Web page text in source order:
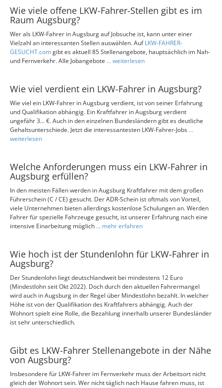
Wie viele offene LKW-Fahrer-Stellen gibt es im
Raum Augsburg?
Wer als LKW-Fahrer in Augsburg auf Jobsuche ist, kann unter einer
Vielzahl an interessanten Stellen auswählen. AufLKW-FAHRER-
GESUCHT.comgibt es aktuell 85 Stellenangebote, hauptsächlich im Nah-
und Fernverkehr. Alle Jobangebote ... weiterlesen
Wie viel verdient ein LKW-Fahrer in Augsburg?
Wie viel ein LKW-Fahrer in Augsburg verdient, ist von seiner Erfahrung
und Qualifikation abhängig. Ein Kraftfahrer in Augsburg verdient
ungefähr 3... €. Auch in den einzelnen Bundesländern gibt es deutliche
Gehaltsunterschiede. Jetzt die interessantesten LKW-Fahrer-Jobs ...
weiterlesen
Welche Anforderungen muss ein LKW-Fahrer in
Augsburg erfüllen?
In den meisten Fällen werden in Augsburg Kraftfahrer mit dem großen
Führerschein (C / CE) gesucht. Der ADR-Schein ist oftmals von Vorteil,
viele Unternehmen bieten allerdings kostenlose Schulungen an. Werden
Fahrer für spezielle Fahrzeuge gesucht, ist unserer Erfahrung nach eine
intensive Einarbeitung möglich ... mehr erfahren
Wie hoch ist der Stundenlohn für LKW-Fahrer in
Augsburg?
Der Stundenlohn liegt deutschlandweit bei mindestens 12 Euro
(Mindestlohn seit Okt 2022). Doch durch den aktuellen Fahrermangel
wird auch in Augsburg in der Regel über Mindestlohn bezahlt. In welcher
Höhe ist von der Qualifikation des Kraftfahrers abhängig. Auch der
Wohnort spielt eine Rolle, die Bezahlung innerhalb unserer Bundesländer
ist sehr unterschiedlich.
Gibt es LKW-Fahrer Stellenangebote in der Nähe
von Augsburg?
Insbesondere für LKW-Fahrer im Fernverkehr muss der Arbeitsort nicht
gleich der Wohnort sein. Wer nicht täglich nach Hause fahren muss, ist